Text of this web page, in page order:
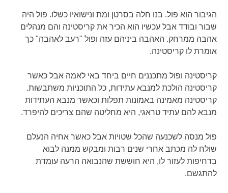
הגיבור הוא פול. בנו חלה בסרטן ומת ונישואיו כשלו. פול היה
שבור ובודד אבל עכשיו הוא הכיר את קריסטינה והם מנהלים
אהבה ממרחק. האהבה ביניהם עזה ופול "רעב לאהבה" כך
אומרת לו קריסטינה.
קריסטינה ופול מתכננים חיים ביחד באי לאמה אבל כאשר
קריסטינה הולכת למנבא עתידות, כל התוכניות משתבשות.
קריסטינה מאמינה באמונות תפלות וכאשר מנבא העתידות
מנבא להם עתיד טראגי, היא מחליטה שהם צריכים להיפרד.
פול מנסה לשכנעה שהכל שטויות אבל כאשר אחיה הנעלם
שולח לה מכתב אחרי שנים רבות ומבקש ממנה לבוא
בדחיפות לעזור לו, היא חוששת שהנבואה הרעה עומדת
להתגשם.